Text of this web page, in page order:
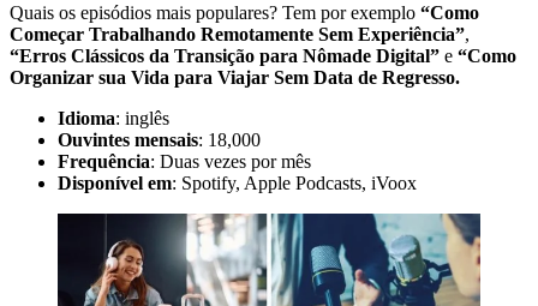
Quais os episódios mais populares? Tem por exemplo “Como
Começar Trabalhando Remotamente Sem Experiência”,
“Erros Clássicos da Transição para Nômade Digital” e “Como
Organizar sua Vida para Viajar Sem Data de Regresso.
Idioma: inglês
Ouvintes mensais: 18,000
Frequência: Duas vezes por mês
Disponível em: Spotify, Apple Podcasts, iVoox